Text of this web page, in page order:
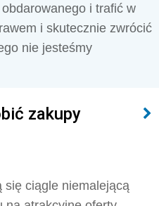
i trafić w
i skutecznie zwrócić
nie jesteśmy
zakupy
się ciągle niemalejącą